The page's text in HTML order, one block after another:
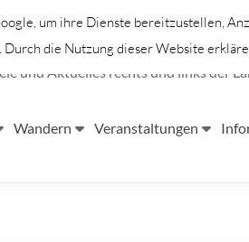
und Aktuelles rechts und links der
Wandern Veranstaltungen
um ihre Dienste bereitzustellen,
die Nutzung dieser Website